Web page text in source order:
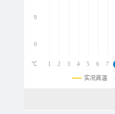
9
0
1 2 3 4 5 6 7
℃
实况高温